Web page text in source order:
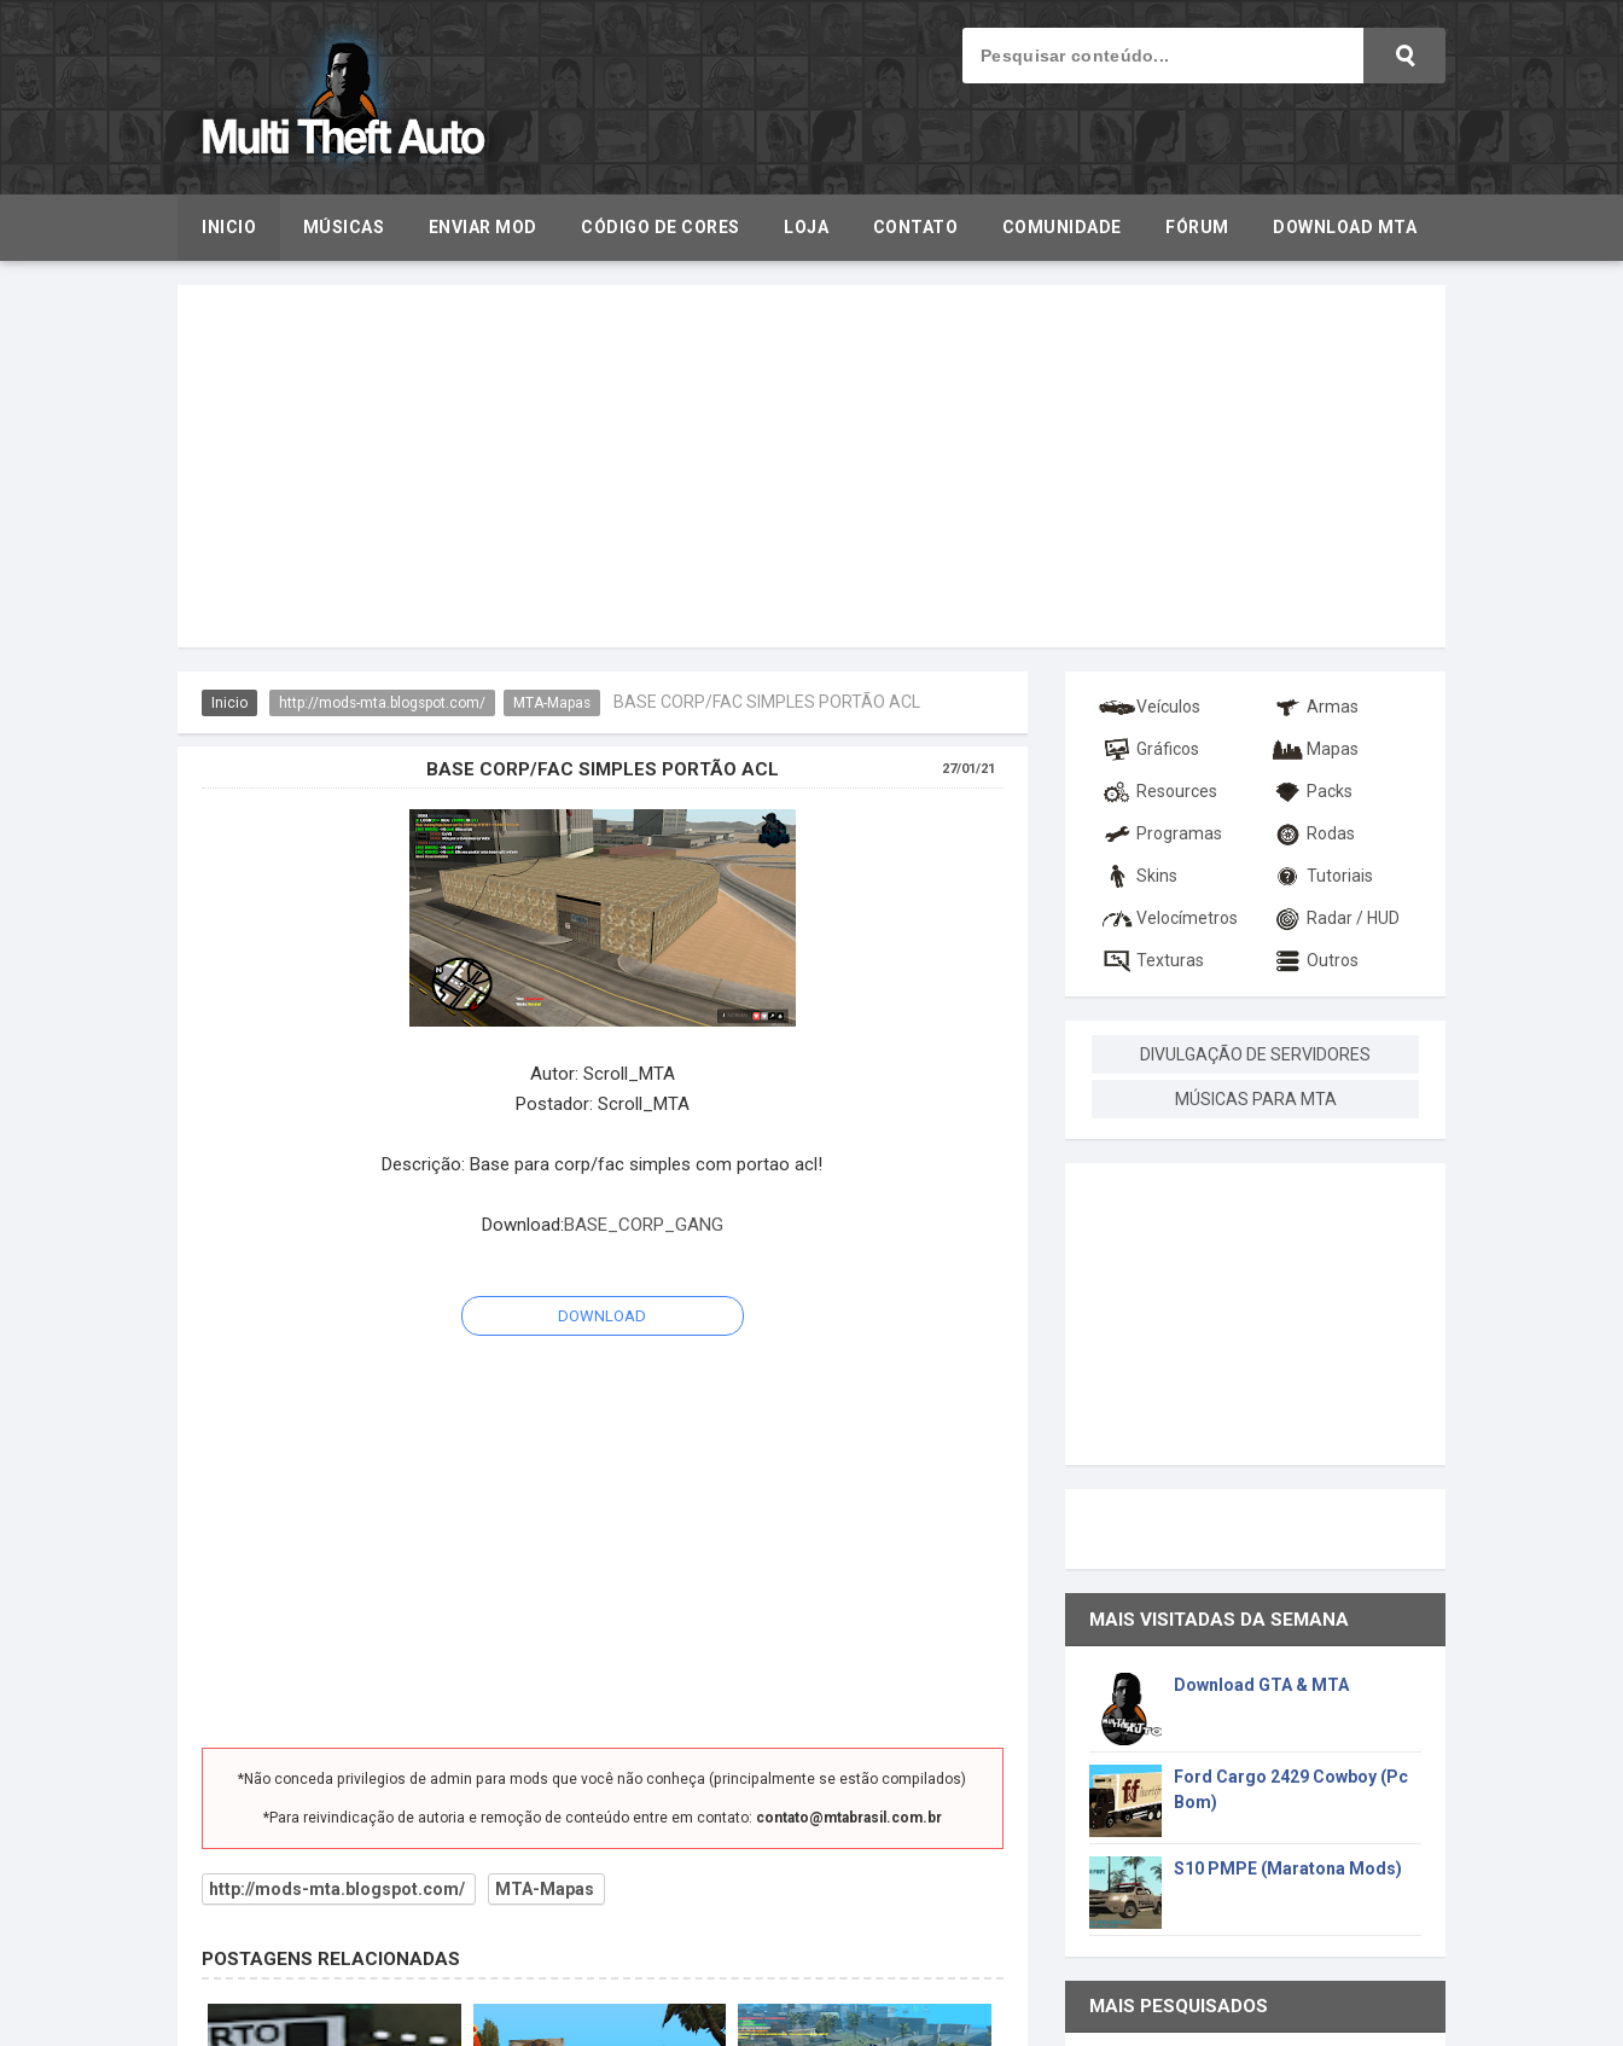
INICIO MÚSICAS ENVIAR MOD CÓDIGO DE CORES LOJA CONTATO COMUNIDADE FÓRUM DOWNLOAD MTA
Inicio http://mods-mta.blogspot.com/ MTA-Mapas BASE CORP/FAC SIMPLES PORTÃO ACL
BASE CORP/FAC SIMPLES PORTÃO ACL 27/01/21
Autor: Scroll_MTA
Postador: Scroll_MTA
Descrição: Base para corp/fac simples com portao acl!
Download:BASE_CORP_GANG
DOWNLOAD
*Não conceda privilegios de admin para mods que você não conheça (principalmente se estão compilados)
*Para reivindicação de autoria e remoção de conteúdo entre em contato: contato@mtabrasil.com.br
http://mods-mta.blogspot.com/ MTA-Mapas
POSTAGENS RELACIONADAS
Veículos Armas
Gráficos Mapas
Resources Packs
Programas Rodas
Skins Tutoriais
Velocímetros Radar / HUD
Texturas Outros
DIVULGAÇÃO DE SERVIDORES
MÚSICAS PARA MTA
MAIS VISITADAS DA SEMANA
Download GTA & MTA
Ford Cargo 2429 Cowboy (Pc
Bom)
S10 PMPE (Maratona Mods)
MAIS PESQUISADOS